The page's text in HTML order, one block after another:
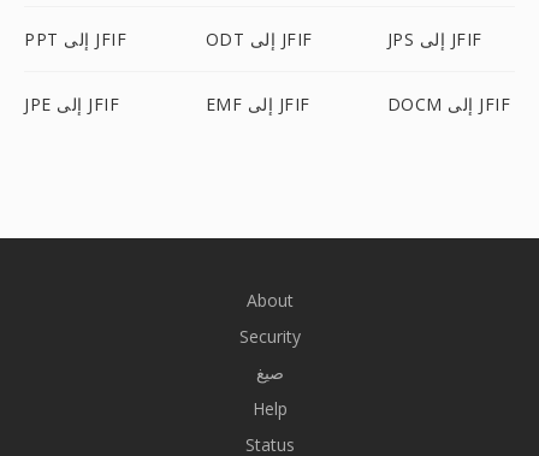
PPT إلى JFIF ODT إلى JFIF JPS إلى JFIF
JPE إلى JFIF EMF إلى JFIF DOCM إلى JFIF
About
Security
صيغ
Help
Status